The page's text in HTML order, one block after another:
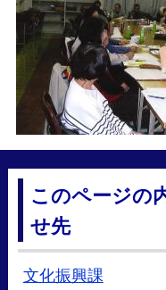
このページの
せ先
文化振興課